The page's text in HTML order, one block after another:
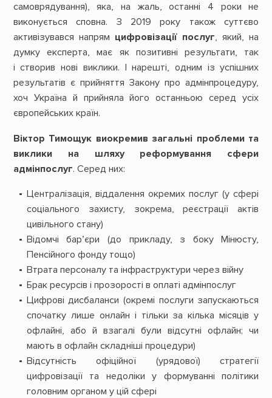
самоврядування), яка, на жаль, останні 4 роки не
виконується сповна. З 2019 року також суттєво
активізувався напрям цифровізації послуг, який, на
думку експерта, має як позитивні результати, так
і створив нові виклики. І нарешті, одним із успішних
результатів є прийняття Закону про адмінпроцедуру,
хоч Україна й прийняла його останньою серед усіх
європейських країн.
Віктор Тимощук виокремив загальні проблеми та
виклики на шляху реформування сфери
адмінпослуг. Серед них:
Централізація, віддалення окремих послуг (у сфері
соціального захисту, зокрема, реєстрації актів
цивільного стану)
Відомчі бар’єри (до прикладу, з боку Мінюсту,
Пенсійного фонду тощо)
Втрата персоналу та інфраструктури через війну
Брак ресурсів і прозорості в оплаті адмінпослуг
Цифрові дисбаланси (окремі послуги запускаються
спочатку лише онлайн і тільки за кілька місяців у
офлайні, або й взагалі були відсутні офлайн; чи
мають в офлайн складніші процедури)
Відсутність офіційної (урядової) стратегії
цифровізації та недоліки у формуванні політики
головним органом у цій сфері